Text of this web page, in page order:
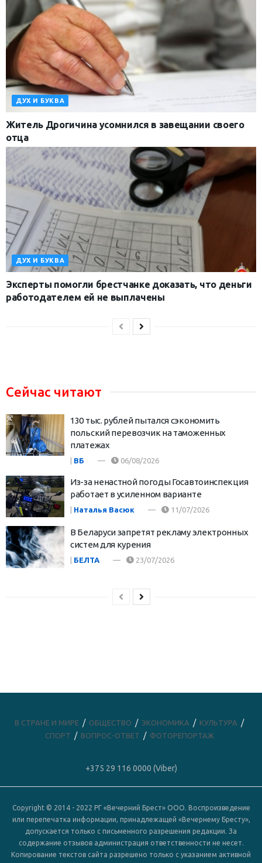
ДУХ И БУКВА
Житель Дрогичина усомнился в завещании своего
отца
ДУХ И БУКВА
Эксперты помогли брестчанке доказать, что деньги
работодателем ей не выплачены
Сейчас читают
130 тыс. рублей пытался сэкономить
польский перевозчик на таможенных
платежах
| ВБ 06/08/2026
Из-за ненастной погоды Госавтоинспекция
работает в усиленном варианте
| Наталья Васюк 11/07/2026
В Беларуси запретят рекламу электронных
систем для курения
БЕЛТА 23/07/2026
В СТРАНЕ И МИРЕ ОБЩЕСТВО ЭКОНОМИКА
КУЛЬТУРА
СПОРТ
ВОПРОС-ОТВЕТ ФОТОРЕПОРТАЖ
+375 29 116 0000 (Viber)
Copyright © 2014 - 2022 РГ «Вечерний Брест» ООО. Воспроизведение
или перепечатка информации, принадлежащей «Вечернему Бресту»,
допускается только с письменного разрешения редакции. За
содержание отзывов администрация ответственности не несет.
Копирование текстов сайта разрешено только с указанием активной